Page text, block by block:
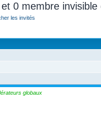
0 membre invisible
les invités
globaux